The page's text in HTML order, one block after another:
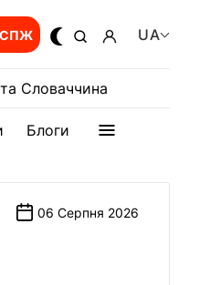
СПЖ UA
Словаччина
Блоги
06 Серпня 2026